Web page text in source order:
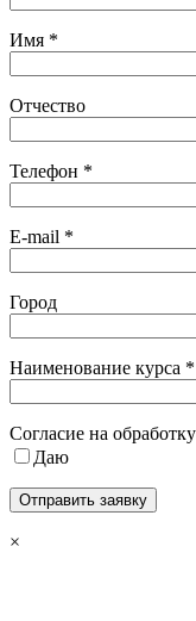
Имя *
Отчество
Телефон *
E-mail *
Город
Наименование курса *
Cогласие на обработку
Даю
×